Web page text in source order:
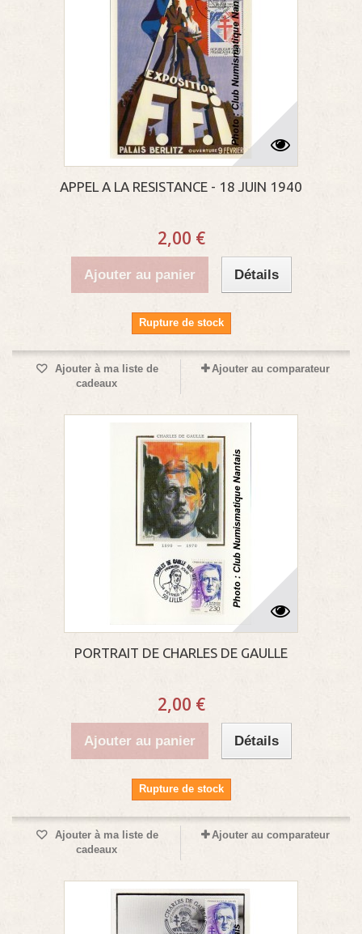
APPEL A LA RESISTANCE - 18 JUIN 1940
2,00 €
Ajouter au panier Détails
Rupture de stock
Ajouter à ma liste de
cadeaux
Ajouter au comparateur
PORTRAIT DE CHARLES DE GAULLE
2,00 €
Ajouter au panier Détails
Rupture de stock
Ajouter à ma liste de
cadeaux
Ajouter au comparateur